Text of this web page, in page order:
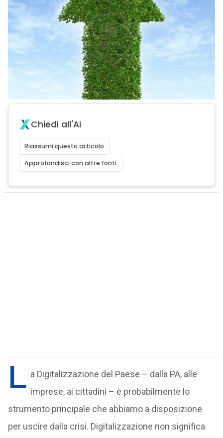
Chiedi all'AI
Riassumi questo articolo
Approfondisci con altre fonti
L a Digitalizzazione del Paese – dalla PA, alle
imprese, ai cittadini – è probabilmente lo
strumento principale che abbiamo a disposizione
per uscire dalla crisi. Digitalizzazione non significa